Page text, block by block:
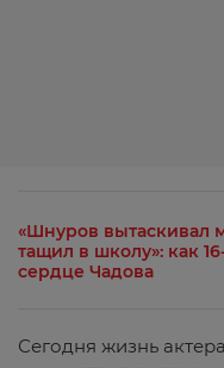
«Шнуров вытаскивал
тащил в школу»: как
сердце Чадова
Сегодня жизнь